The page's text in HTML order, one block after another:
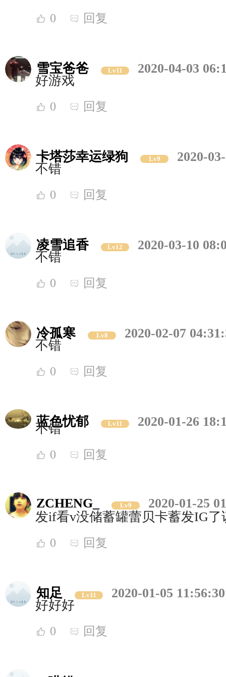
0 回复
雪宝爸爸 Lv11
2020-04-03
好游戏
0 回复
卡塔莎幸运绿狗 Lv9
2020-
不错
0 回复
凌雪追香 Lv12
2020-03-10
不错
0 回复
冷孤寒 Lv8
2020-02-07
不错
0 回复
蓝色忧郁 Lv11 2020-01-26
不错
0 回复
ZCHENG_ Lv9
2020-01-25
发if看v没储蓄罐蕾贝卡蓄发IG了
0 回复
知足 Lv11
2020-01-05 11:56:30
好好好
0 回复